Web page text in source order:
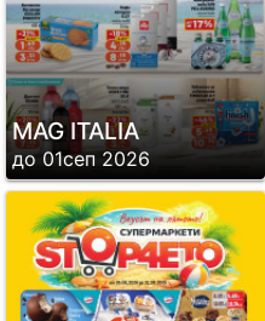
MAG ITALIA
до 01сеп 2026